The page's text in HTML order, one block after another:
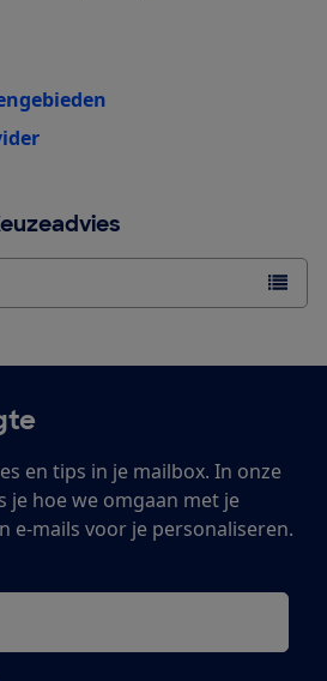
en tips in je mailbox. In onze
je hoe we omgaan met je
e-mails voor je personaliseren.